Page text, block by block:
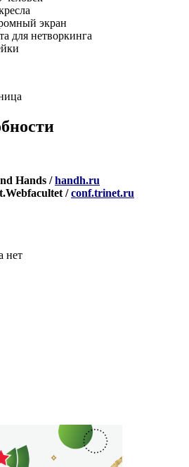
экран
для нетворкинга
Hands /handh.ru
/conf.trinet.ru
нет